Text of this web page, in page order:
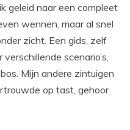
geleid naar een compleet
wennen, maar al snel
zicht. Een gids, zelf
scenario’s,
Mijn andere zintuigen
op tast, gehoor